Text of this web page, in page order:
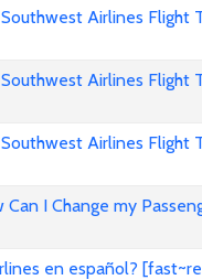
Airlines Flight
Airlines Flight
Airlines Flight
I Change my
en español?